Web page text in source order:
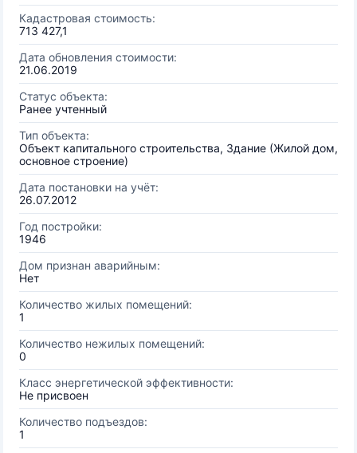
Кадастровая стоимость:
713 427,1
Дата обновления стоимости:
21.06.2019
Статус объекта:
Ранее учтенный
Тип объекта:
Объект капитального строительства, Здание (Жилой дом,
основное строение)
Дата постановки на учёт:
26.07.2012
Год постройки:
1946
Дом признан аварийным:
Нет
Количество жилых помещений:
1
Количество нежилых помещений:
0
Класс энергетической эффективности:
Не присвоен
Количество подъездов:
1